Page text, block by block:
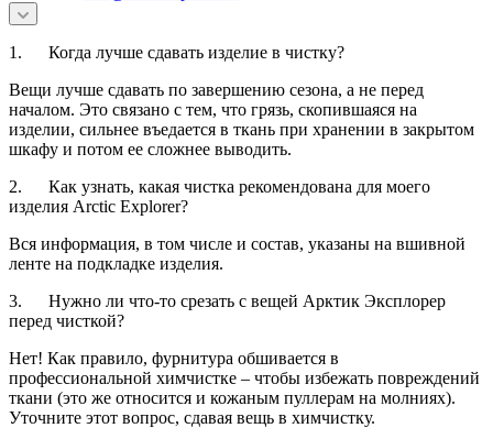
1. Когда лучше сдавать изделие в чистку?
Вещи лучше сдавать по завершению сезона, а не перед
началом. Это связано с тем, что грязь, скопившаяся на
изделии, сильнее въедается в ткань при хранении в закрытом
шкафу и потом ее сложнее выводить.
2. Как узнать, какая чистка рекомендована для моего
изделия Arctic Explorer?
Вся информация, в том числе и состав, указаны на вшивной
ленте на подкладке изделия.
3. Нужно ли что-то срезать с вещей Арктик Эксплорер
перед чисткой?
Нет! Как правило, фурнитура обшивается в
профессиональной химчистке – чтобы избежать повреждений
ткани (это же относится и кожаным пуллерам на молниях).
Уточните этот вопрос, сдавая вещь в химчистку.